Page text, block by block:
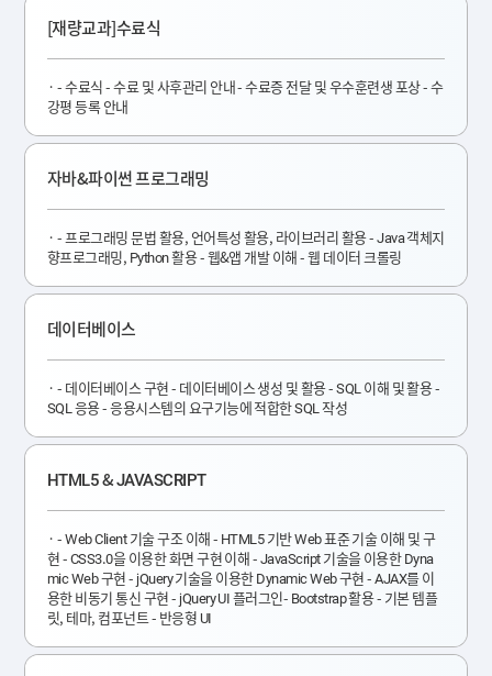
[재량교과]수료식
- 수료식 - 수료 및 사후관리 안내 - 수료증 전달 및 우수훈련생 포상 - 수
강평 등록 안내
자바&파이썬 프로그래밍
- 프로그래밍 문법 활용, 언어특성 활용, 라이브러리 활용 - Java 객체지
향프로그래밍, Python 활용 - 웹&앱 개발 이해 - 웹 데이터 크롤링
데이터베이스
- 데이터베이스 구현 - 데이터베이스 생성 및 활용 - SQL 이해 및 활용 -
SQL 응용 - 응용시스템의 요구기능에 적합한 SQL 작성
HTML5 & JAVASCRIPT
- Web Client 기술 구조 이해 - HTML5 기반 Web 표준 기술 이해 및 구
현 - CSS3.0을 이용한 화면 구현 이해 - JavaScript 기술을 이용한 Dyna
mic Web 구현 - jQuery 기술을 이용한 Dynamic Web 구현 - AJAX를 이
용한 비동기 통신 구현 - jQuery UI 플러그인- Bootstrap 활용 - 기본 템플
릿, 테마, 컴포넌트 - 반응형 UI